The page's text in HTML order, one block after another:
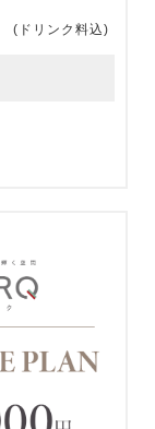
(ドリンク料込)